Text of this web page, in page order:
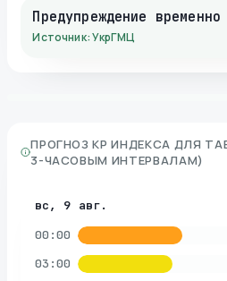
Предупреждение
Источник: УкрГМЦ
ПРОГНОЗ KP ИНДЕКСА ДЛЯ
3-ЧАСОВЫМ ИНТЕРВАЛАМ)
вс, 9 авг.
00:00
03:00